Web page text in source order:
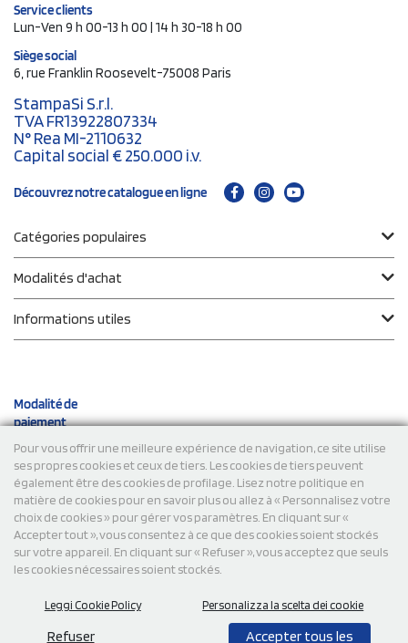
Pour vous offrir une meilleure expérience de navigation, ce site utilise
ses propres cookies et ceux de tiers. Les cookies de tiers peuvent
également être des cookies de profilage. Lisez notre politique en
matière de cookies pour en savoir plus ou allez à « Personnalisez votre
choix de cookies » pour gérer vos paramètres. En cliquant sur «
Accepter tout », vous consentez à ce que des cookies soient stockés
sur votre appareil. En cliquant sur « Refuser », vous acceptez que seuls
les cookies nécessaires soient stockés.
Leggi Cookie Policy Personalizza la scelta dei cookie
Refuser Accepter tous les
Service clients
Lun-Ven 9 h 00-13 h 00 | 14 h 30-18 h 00
Siège social
6, rue Franklin Roosevelt-75008 Paris
StampaSi S.r.l.
TVA FR13922807334
N° Rea MI-2110632
Capital social € 250.000 i.v.
Découvrez notre catalogue en ligne
Catégories populaires
Modalités d'achat
Informations utiles
Modalité de
paiement
Expéditions
© 2026 StampaSi s.r.l. TOUS DROITS RÉSERVÉS - TVA
FR13922807334